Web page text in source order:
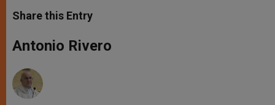
t
s
p
p
s
e
g
e
e
b
o
k
r
Share this Entry
Antonio Rivero